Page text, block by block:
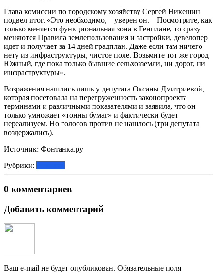
Глава комиссии по городскому хозяйству Сергей Никешин
подвел итог. «Это необходимо, – уверен он. – Посмотрите, как
только меняется функциональная зона в Генплане, то сразу
меняются Правила землепользования и застройки, девелопер
идет и получает за 14 дней градплан. Даже если там ничего
нету из инфраструктуры, чистое поле. Возьмите тот же город
Южный, где пока только бывшие сельхозземли, ни дорог, ни
инфраструктуры».
Возражения нашлись лишь у депутата Оксаны Дмитриевой,
которая посетовала на перегруженность законопроекта
терминами и различными показателями и заявила, что он
только умножает «тонны бумаг» и фактически будет
нереализуем. Но голосов против не нашлось (три депутата
воздержались).
Источник: Фонтанка.ру
Рубрики:
0 комментариев
Добавить комментарий
Ваш e-mail не будет опубликован. Обязательные поля